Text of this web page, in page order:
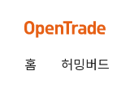
홈 허밍버드